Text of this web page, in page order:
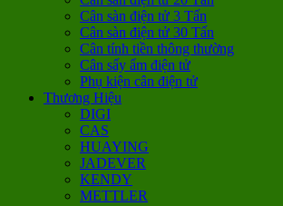
Cân sàn điện tử 3 Tấn
Cân sàn điện tử 30 Tấn
Cân tính tiền thông thường
Cân sấy ẩm điện tử
Phụ kiện cân điện tử
Thương Hiệu
DIGI
CAS
HUAYING
JADEVER
KENDY
METTLER